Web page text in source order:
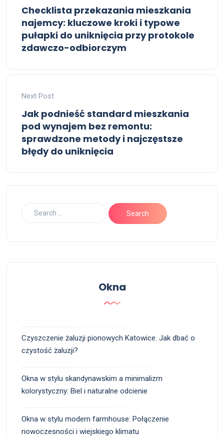
Checklista przekazania mieszkania
najemcy: kluczowe kroki i typowe
pułapki do uniknięcia przy protokole
zdawczo-odbiorczym
Next Post
Jak podnieść standard mieszkania
pod wynajem bez remontu:
sprawdzone metody i najczęstsze
błędy do uniknięcia
Okna
Czyszczenie żaluzji pionowych Katowice. Jak dbać o
czystość żaluzji?
Okna w stylu skandynawskim a minimalizm
kolorystyczny: Biel i naturalne odcienie
Okna w stylu modern farmhouse: Połączenie
nowoczesności i wiejskiego klimatu